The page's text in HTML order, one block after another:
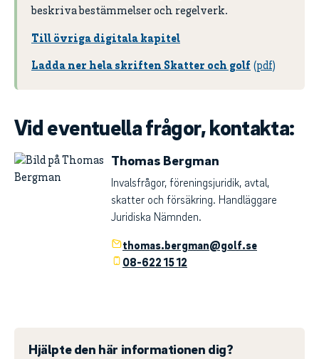
beskriva bestämmelser och regelverk.
Till övriga digitala kapitel
Ladda ner hela skriften Skatter och golf
Vid eventuella frågor, kontakta:
Thomas Bergman
Invalsfrågor, föreningsjuridik, avtal,
skatter och försäkring. Handläggare
Juridiska Nämnden.
thomas.bergman@golf.se
08-622 15 12
Hjälpte den här informationen dig?